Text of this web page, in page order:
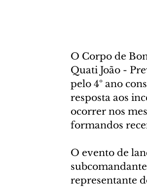
O Corpo de
Quati João -
pelo 4º ano
resposta aos
ocorrer nos
formandos
O evento de
representante